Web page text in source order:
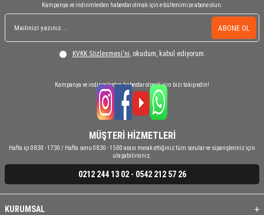
Kampanya ve indirimlerden haberdar olmak için e-bültenimize abone olun.
ABONE OL
KVKK Sözleşmesi'ni, okudum, kabul ediyorum.
Kampanya ve indirimlerden haberdar olmak için bizi takip edin!
MÜŞTERİ HİZMETLERİ
Hafta içi 08:30 - 17:30 / Hafta sonu 08:30 - 15:00 arası merak ettiğiniz tüm sorular ve siparişleriniz için
ulaşabilirsiniz.
0212 244 13 02 - 0542 212 57 26
KURUMSAL